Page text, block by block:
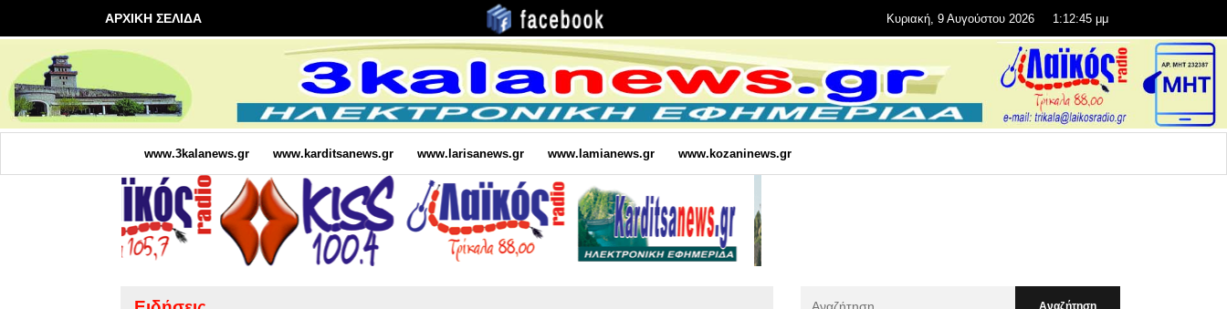
ΑΡΧΙΚΗ ΣΕΛΙΔΑ Κυριακή, 9 Αυγούστου 2026 1:12:46 μμ
www.3kalanews.gr www.karditsanews.gr www.larisanews.gr www.lamianews.gr www.kozaninews.gr